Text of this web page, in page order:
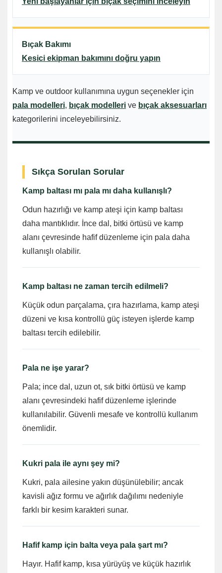
Bıçak Bakımı
Kesici ekipman bakımını doğru yapın
Kamp ve outdoor kullanımına uygun seçenekler için
pala modelleri, bıçak modelleri ve bıçak aksesuarları
kategorilerini inceleyebilirsiniz.
Sıkça Sorulan Sorular
Kamp baltası mı pala mı daha kullanışlı?
Odun hazırlığı ve kamp ateşi için kamp baltası
daha mantıklıdır. İnce dal, bitki örtüsü ve kamp
alanı çevresinde hafif düzenleme için pala daha
kullanışlı olabilir.
Kamp baltası ne zaman tercih edilmeli?
Küçük odun parçalama, çıra hazırlama, kamp ateşi
düzeni ve kısa kontrollü güç isteyen işlerde kamp
baltası tercih edilebilir.
Pala ne işe yarar?
Pala; ince dal, uzun ot, sık bitki örtüsü ve kamp
alanı çevresindeki hafif düzenleme işlerinde
kullanılabilir. Güvenli mesafe ve kontrollü kullanım
önemlidir.
Kukri pala ile aynı şey mi?
Kukri, pala ailesine yakın düşünülebilir; ancak
kavisli ağız formu ve ağırlık dağılımı nedeniyle
farklı bir kesim karakteri sunar.
Hafif kamp için balta veya pala şart mı?
Hayır. Hafif kamp, kısa yürüyüş ve küçük hazırlık